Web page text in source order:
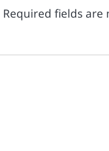
Required fields are